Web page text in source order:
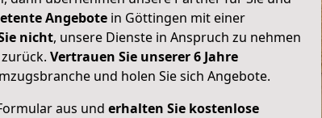
Angebote in Göttingen mit einer
nicht, unsere Dienste in Anspruch zu nehmen
Vertrauen Sie unserer 6 Jahre
und holen Sie sich Angebote.
aus und erhalten Sie kostenlose